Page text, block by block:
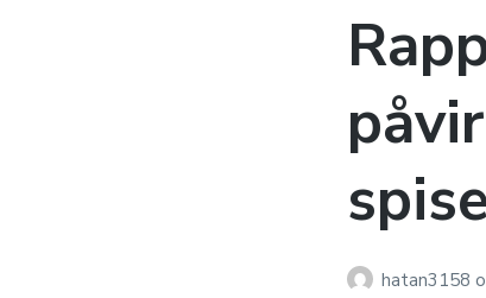
hatan3158